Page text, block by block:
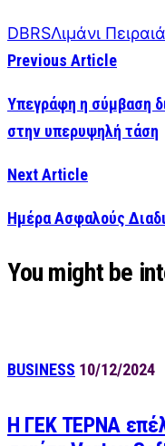
DBRSΛιμάνι Πειραιά
Previous Article
Υπεγράφη η σύμβαση
στην υπερυψηλή τάση
Next Article
Ημέρα Ασφαλούς
You might be
BUSINESS 10/12/2024
Η ΓΕΚ ΤΕΡΝΑ